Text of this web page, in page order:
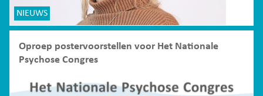
NIEUWS
Oproep postervoorstellen voor Het Nationale
Psychose Congres